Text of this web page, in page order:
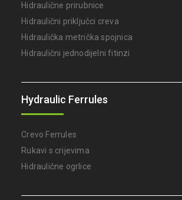
Hidraulične prirubnice
Hidraulični priključci creva
Hidraulička metrička spojnica
Hidraulični jednodijelni fitinzi
Hydraulic Ferrules
Crevo Ferrules
Rukavi s crijevima
Hidraulične ogrlice